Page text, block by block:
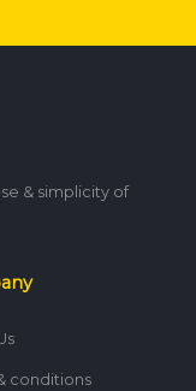
& simplicity of
conditions